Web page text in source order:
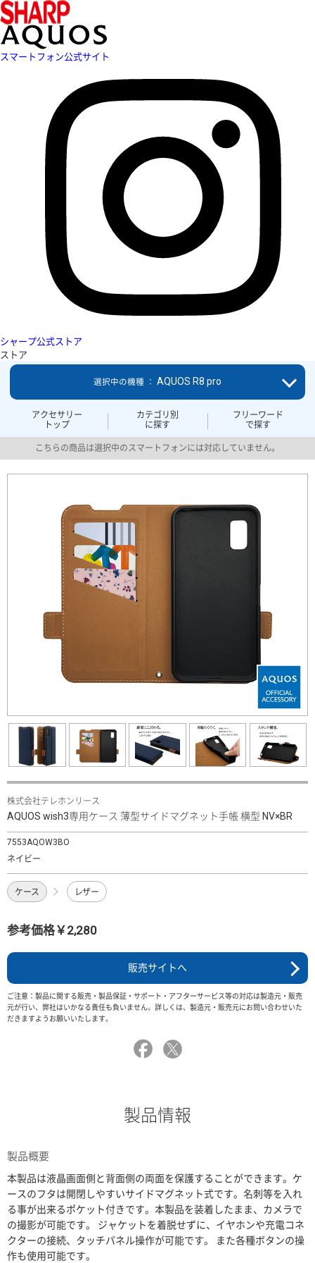
スマートフォン公式サイト
シャープ公式ストア
ストア
アクセサリー
トップ
カテゴリ別
に探す
フリーワード
で探す
選択中の機種 ： AQUOS R8 pro
こちらの商品は選択中のスマートフォンには対応していません。
株式会社テレホンリース
AQUOS wish3専用ケース 薄型サイドマグネット手帳 横型 NV×BR
7553AQOW3BO
ネイビー
ケース レザー
参考価格￥2,280
販売サイトへ
ご注意：製品に関する販売・製品保証・サポート・アフターサービス等の対応は製造元・販売
元が行い、弊社はいかなる責任も負いません。詳しくは、製造元・販売元にお問い合わせいた
だきますようお願いいたします。
製品情報
製品概要
本製品は液晶画面側と背面側の両面を保護することができます。ケ
ースのフタは開閉しやすいサイドマグネット式です。名刺等を入れ
る事が出来るポケット付きです。本製品を装着したまま、カメラで
の撮影が可能です。 ジャケットを着脱せずに、イヤホンや充電コネ
クターの接続、タッチパネル操作が可能です。 また各種ボタンの操
作も使用可能です。